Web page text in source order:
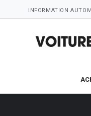
to
INFORMATION